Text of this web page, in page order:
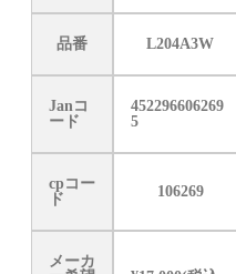
品番 L204A3W
Janコ
ード
452296606269
5
cpコー
ド
106269
メーカ